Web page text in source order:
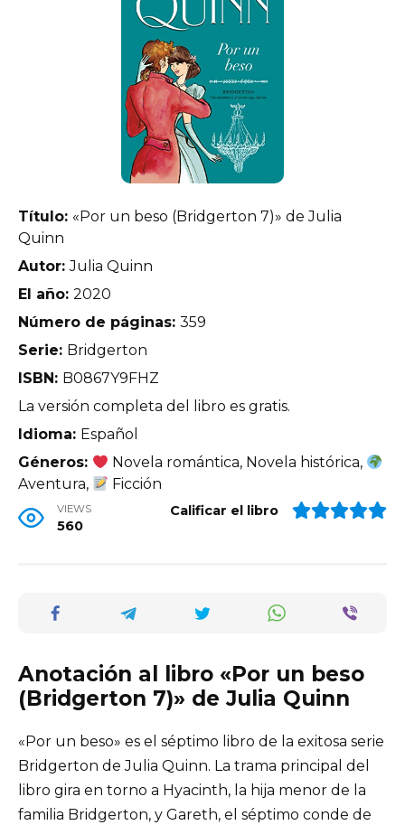
Título: «Por un beso (Bridgerton 7)» de Julia
Quinn
Autor:Julia Quinn
El año: 2020
Número de páginas: 359
Serie: Bridgerton
ISBN: B0867Y9FHZ
La versión completa del libro es gratis.
Idioma: Español
Géneros:
Novela romántica, Novela histórica,
Aventura,
Ficción
VIEWS
560
Calificar el libro
Anotación al libro «Por un beso
(Bridgerton 7)» de Julia Quinn
«Por un beso» es el séptimo libro de la exitosa serie
Bridgerton de Julia Quinn. La trama principal del
libro gira en torno a Hyacinth, la hija menor de la
familia Bridgerton, y Gareth, el séptimo conde de